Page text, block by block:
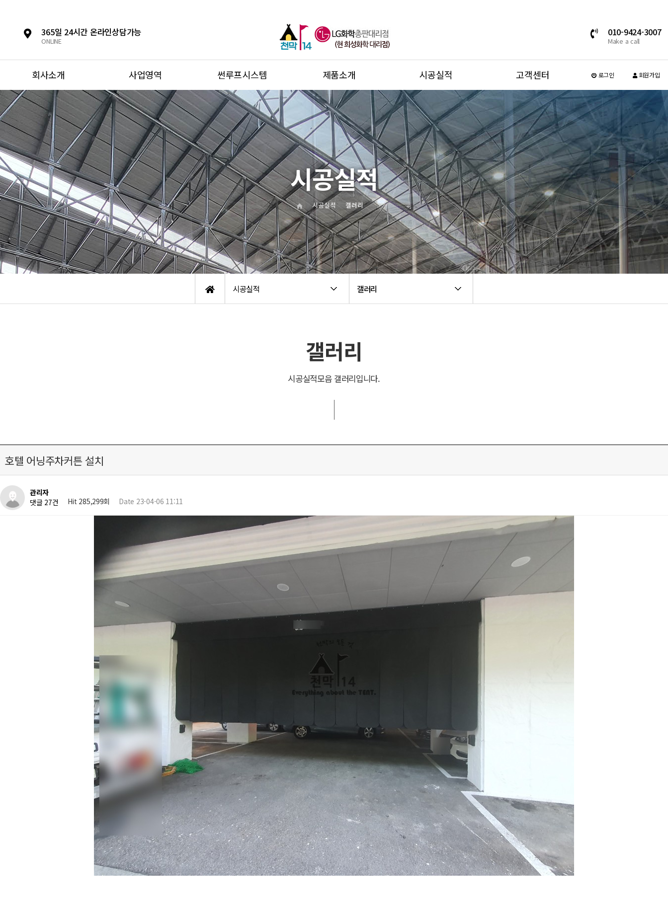
365일 24시간 온라인상담가능
ONLINE
010-9424-3007
Make a call
회사소개 사업영역 썬루프시스템 제품소개 시공실적 고객센터 로그인 회원가입
시공실적 갤러리
시공실적 갤러리
시공실적
갤러리
시공실적모음 갤러리입니다.
호텔 어닝주차커튼 설치
관리자
댓글 27건
Hit 285,299회 Date 23-04-06 11:11